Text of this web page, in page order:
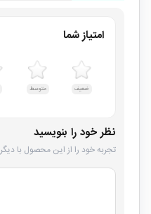
امتیاز شما
ضعیف متوسط
نظر خود را بنویسید
تجربه خود را از این محصول با